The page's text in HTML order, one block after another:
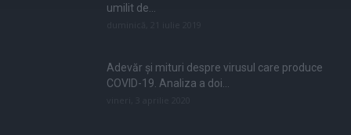
umilit de...
Adevăr și mituri despre virusul care produce
COVID-19. Analiza a doi...